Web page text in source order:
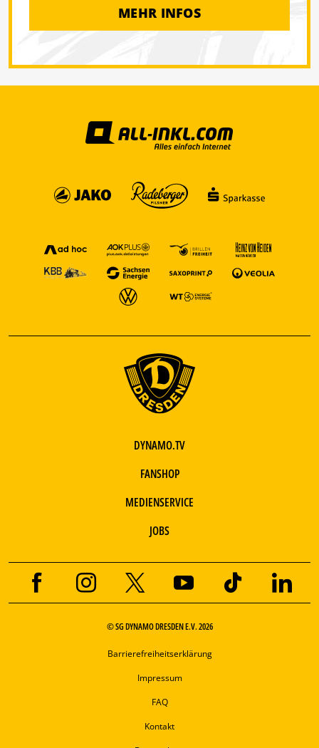
MEHR INFOS
DYNAMO.TV
FANSHOP
MEDIENSERVICE
JOBS
© SG DYNAMO DRESDEN E.V. 2026
Barrierefreiheitserklärung
Impressum
FAQ
Kontakt